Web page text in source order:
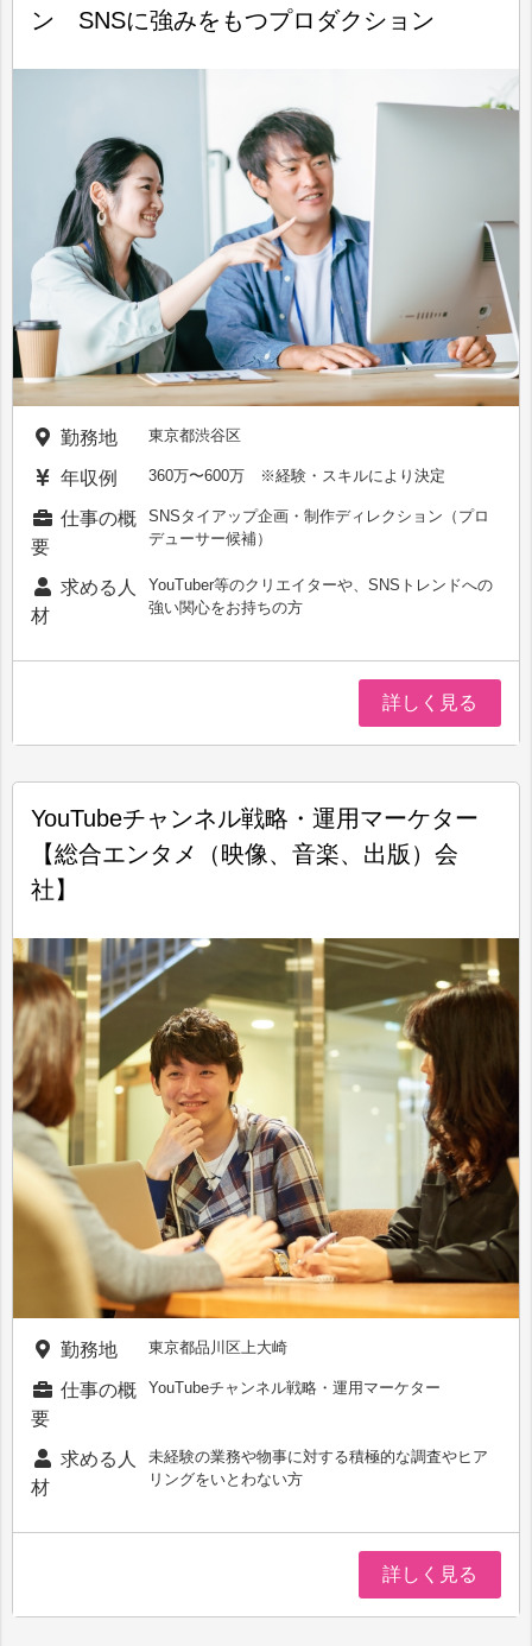
ン SNSに強みをもつプロダクション
勤務地 東京都渋谷区
年収例 360万〜600万 ※経験・スキルにより決定
仕事の概
要
SNSタイアップ企画・制作ディレクション（プロ
デューサー候補）
求める人
材
YouTuber等のクリエイターや、SNSトレンドへの
強い関心をお持ちの方
詳しく見る
YouTubeチャンネル戦略・運用マーケター
【総合エンタメ（映像、音楽、出版）会
社】
勤務地 東京都品川区上大崎
仕事の概
要
YouTubeチャンネル戦略・運用マーケター
求める人
材
未経験の業務や物事に対する積極的な調査やヒア
リングをいとわない方
詳しく見る